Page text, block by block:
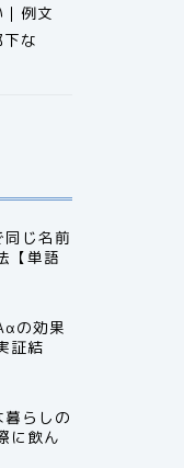
例文
な
同じ名前
【単語
の効果
証結
暮らしの
に飲ん